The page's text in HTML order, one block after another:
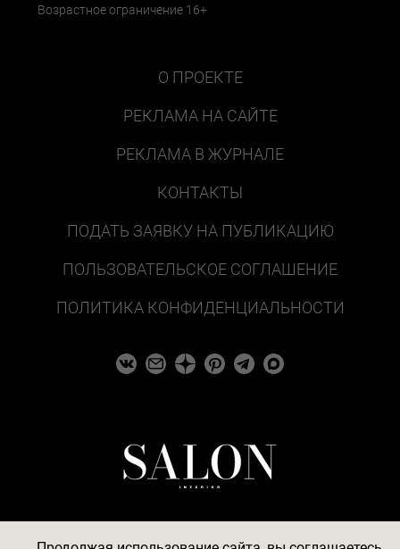
Возрастное ограничение 16+
О ПРОЕКТЕ
РЕКЛАМА НА САЙТЕ
РЕКЛАМА В ЖУРНАЛЕ
КОНТАКТЫ
ПОДАТЬ ЗАЯВКУ НА ПУБЛИКАЦИЮ
ПОЛЬЗОВАТЕЛЬСКОЕ СОГЛАШЕНИЕ
ПОЛИТИКА КОНФИДЕНЦИАЛЬНОСТИ